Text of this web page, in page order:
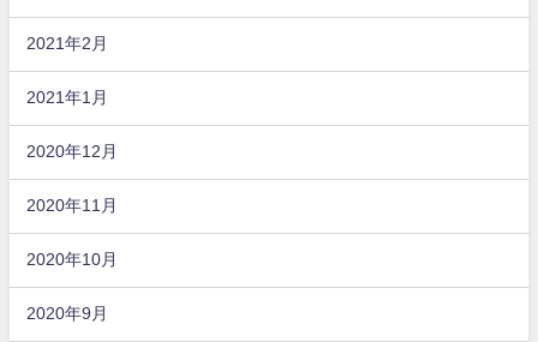
2021年2月
2021年1月
2020年12月
2020年11月
2020年10月
2020年9月